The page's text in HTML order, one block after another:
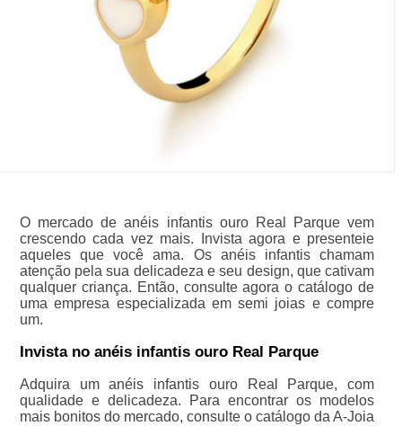
O mercado de anéis infantis ouro Real Parque vem
crescendo cada vez mais. Invista agora e presenteie
aqueles que você ama. Os anéis infantis chamam
atenção pela sua delicadeza e seu design, que cativam
qualquer criança. Então, consulte agora o catálogo de
uma empresa especializada em semi joias e compre
um.
Invista no anéis infantis ouro Real Parque
Adquira um anéis infantis ouro Real Parque, com
qualidade e delicadeza. Para encontrar os modelos
mais bonitos do mercado, consulte o catálogo da A-Joia